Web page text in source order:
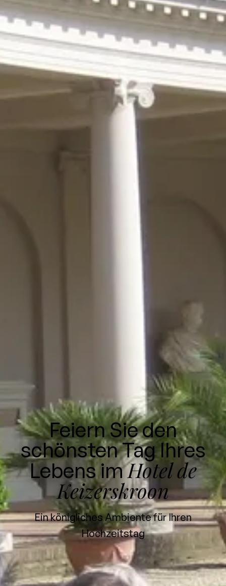
Feiern Sie den
schönsten Tag Ihres
Lebens imHotel de
Keizerskroon
Ein königliches Ambiente für Ihren
Hochzeitstag